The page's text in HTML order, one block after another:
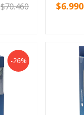
$70.460
-26%